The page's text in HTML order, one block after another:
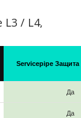
L3 / L4,
Servicepipe Защита
Да
Да